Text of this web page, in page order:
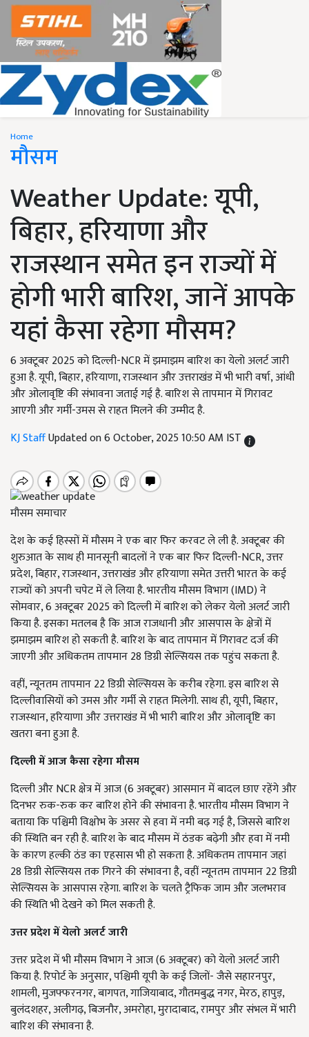
Home
मौसम
Weather Update: यूपी,
बिहार, हरियाणा और
राजस्थान समेत इन राज्यों में
होगी भारी बारिश, जानें आपके
यहां कैसा रहेगा मौसम?
6 अक्टूबर 2025 को दिल्ली-NCR में झमाझम बारिश का येलो अलर्ट जारी
हुआ है. यूपी, बिहार, हरियाणा, राजस्थान और उत्तराखंड में भी भारी वर्षा, आंधी
और ओलावृष्टि की संभावना जताई गई है. बारिश से तापमान में गिरावट
आएगी और गर्मी-उमस से राहत मिलने की उम्मीद है.
KJ StaffUpdated on 6 October, 2025 10:50 AM IST
मौसम समाचार
देश के कई हिस्सों में मौसम ने एक बार फिर करवट ले ली है. अक्टूबर की
शुरुआत के साथ ही मानसूनी बादलों ने एक बार फिर दिल्ली-NCR, उत्तर
प्रदेश, बिहार, राजस्थान, उत्तराखंड और हरियाणा समेत उत्तरी भारत के कई
राज्यों को अपनी चपेट में ले लिया है. भारतीय मौसम विभाग (IMD) ने
सोमवार, 6 अक्टूबर 2025 को दिल्ली में बारिश को लेकर येलो अलर्ट जारी
किया है. इसका मतलब है कि आज राजधानी और आसपास के क्षेत्रों में
झमाझम बारिश हो सकती है. बारिश के बाद तापमान में गिरावट दर्ज की
जाएगी और अधिकतम तापमान 28 डिग्री सेल्सियस तक पहुंच सकता है.
वहीं, न्यूनतम तापमान 22 डिग्री सेल्सियस के करीब रहेगा. इस बारिश से
दिल्लीवासियों को उमस और गर्मी से राहत मिलेगी. साथ ही, यूपी, बिहार,
राजस्थान, हरियाणा और उत्तराखंड में भी भारी बारिश और ओलावृष्टि का
खतरा बना हुआ है.
दिल्ली में आज कैसा रहेगा मौसम
दिल्ली और NCR क्षेत्र में आज (6 अक्टूबर) आसमान में बादल छाए रहेंगे और
दिनभर रुक-रुक कर बारिश होने की संभावना है. भारतीय मौसम विभाग ने
बताया कि पश्चिमी विक्षोभ के असर से हवा में नमी बढ़ गई है, जिससे बारिश
की स्थिति बन रही है. बारिश के बाद मौसम में ठंडक बढ़ेगी और हवा में नमी
के कारण हल्की ठंड का एहसास भी हो सकता है. अधिकतम तापमान जहां
28 डिग्री सेल्सियस तक गिरने की संभावना है, वहीं न्यूनतम तापमान 22 डिग्री
सेल्सियस के आसपास रहेगा. बारिश के चलते ट्रैफिक जाम और जलभराव
की स्थिति भी देखने को मिल सकती है.
उत्तर प्रदेश में येलो अलर्ट जारी
उत्तर प्रदेश में भी मौसम विभाग ने आज (6 अक्टूबर) को येलो अलर्ट जारी
किया है. रिपोर्ट के अनुसार, पश्चिमी यूपी के कई जिलों- जैसे सहारनपुर,
शामली, मुजफ्फरनगर, बागपत, गाजियाबाद, गौतमबुद्ध नगर, मेरठ, हापुड़,
बुलंदशहर, अलीगढ़, बिजनौर, अमरोहा, मुरादाबाद, रामपुर और संभल में भारी
बारिश की संभावना है.